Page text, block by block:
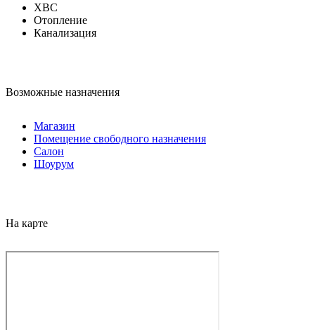
ХВС
Отопление
Канализация
Возможные назначения
Магазин
Помещение свободного назначения
Салон
Шоурум
На карте